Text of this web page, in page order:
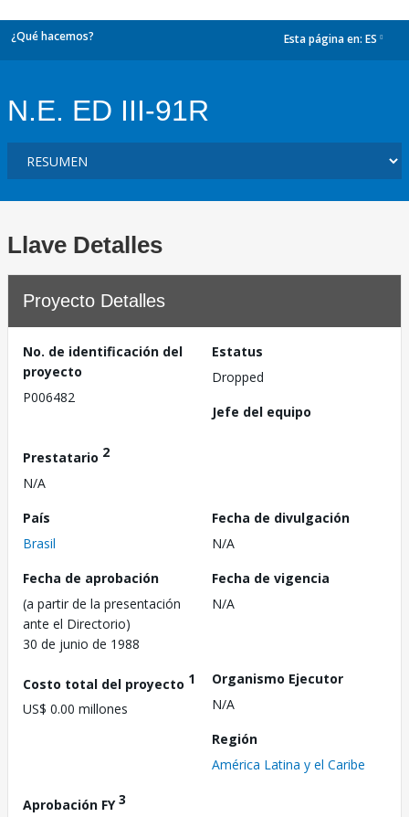
¿Qué hacemos? Esta página en: ES
N.E. ED III-91R
Llave Detalles
Proyecto Detalles
No. de identificación del
proyecto
P006482
Estatus
Dropped
Jefe del equipo
Prestatario 2
N/A
País
Brasil
Fecha de divulgación
N/A
Fecha de aprobación
(a partir de la presentación
ante el Directorio)
30 de junio de 1988
Fecha de vigencia
N/A
Costo total del proyecto 1
US$ 0.00 millones
Organismo Ejecutor
N/A
Región
América Latina y el Caribe
Aprobación FY3